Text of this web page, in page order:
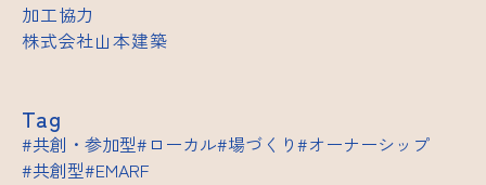
加工協力
株式会社山本建築
Tag
共創・参加型 ローカル 場づくり
オーナーシップ
共創型 EMARF